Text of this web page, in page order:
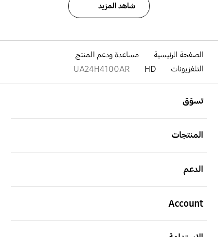
شاهد المزيد
الصفحة الرئيسية
مساعدة ودعم المنتج
التلفزيونات
HD
UA24H4100AR
تسوّق
المنتجات
الدعم
Account